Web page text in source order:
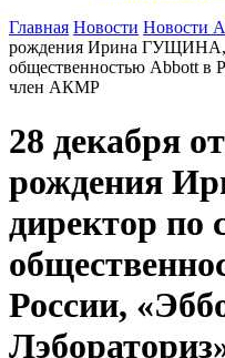
Главная Новости Новости
рождения Ирина ГУЩИНА,
общественностью Abbott в
член АКМР
28 декабря
рождения
директор по
России,